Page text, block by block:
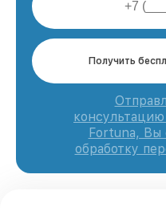
Получить
Fortuna, Вы
обработку